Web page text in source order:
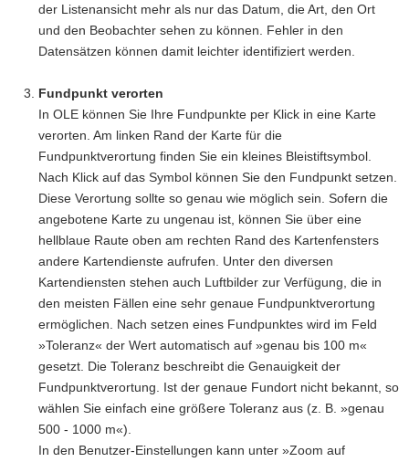
der Listenansicht mehr als nur das Datum, die Art, den Ort
und den Beobachter sehen zu können. Fehler in den
Datensätzen können damit leichter identifiziert werden.
Fundpunkt verorten
In OLE können Sie Ihre Fundpunkte per Klick in eine Karte
verorten. Am linken Rand der Karte für die
Fundpunktverortung finden Sie ein kleines Bleistiftsymbol.
Nach Klick auf das Symbol können Sie den Fundpunkt setzen.
Diese Verortung sollte so genau wie möglich sein. Sofern die
angebotene Karte zu ungenau ist, können Sie über eine
hellblaue Raute oben am rechten Rand des Kartenfensters
andere Kartendienste aufrufen. Unter den diversen
Kartendiensten stehen auch Luftbilder zur Verfügung, die in
den meisten Fällen eine sehr genaue Fundpunktverortung
ermöglichen. Nach setzen eines Fundpunktes wird im Feld
»Toleranz« der Wert automatisch auf »genau bis 100 m«
gesetzt. Die Toleranz beschreibt die Genauigkeit der
Fundpunktverortung. Ist der genaue Fundort nicht bekannt, so
wählen Sie einfach eine größere Toleranz aus (z. B. »genau
500 - 1000 m«).
In den Benutzer-Einstellungen kann unter »Zoom auf